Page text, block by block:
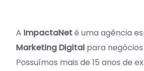
A ImpactaNeté uma agência
Marketing Digital para negócios
Possuímos mais de 15 anos de